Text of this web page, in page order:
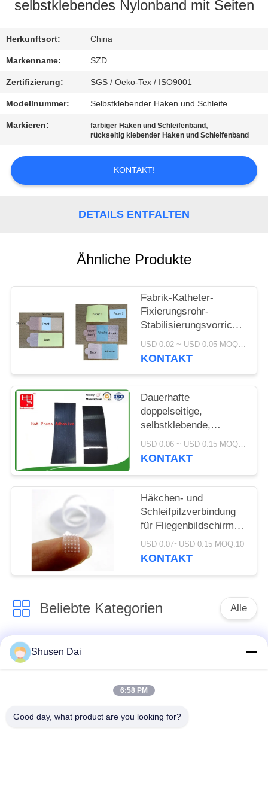
MIT
UNS
NEUIGKEITEN
EIN
ANGEBOT
DATENSCHUTZRICHTLINIE
selbstklebendes Nylonband mit Seiten
Herkunftsort: China
Markenname: SZD
Zertifizierung: SGS / Oeko-Tex / ISO9001
Modellnummer: Selbstklebender Haken und Schleife
Markieren: farbiger Haken und Schleifenband ,
rückseitig klebender Haken und Schleifenband
KONTAKT!
DETAILS ENTFALTEN
Ähnliche Produkte
Fabrik-Katheter-
Fixierungsrohr-
Stabilisierungsvorrichtung-
Halter-Klettband mit
Rückenkleber
USD 0.02 ~ USD 0.05 MOQ:500 STÜCK
KONTAKT
Dauerhafte
doppelseitige,
selbstklebende,
warmschmelzende,
flexible Schleife und
medizinische
Wearables
USD 0.06 ~ USD 0.15 MOQ:500 STÜCK
KONTAKT
Häkchen- und
Schleifpilzverbindung
für Fliegenbildschirm
Klebebandnetznetz für
Fenster Klebeband
USD 0.07~USD 0.15 MOQ:10
KONTAKT
Beliebte Kategorien Alle
Haken und
Schleifenband
Schleifen-Band
Kundenspezifische
Haken-und Schleifen-
Shusen Dai
6:58 PM
Good day, what product are you looking for?